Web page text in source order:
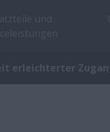
erleichterter